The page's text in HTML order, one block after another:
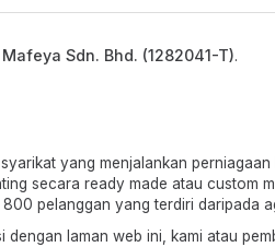
Mafeya Sdn. Bhd. (1282041-T).
syarikat yang menjalankan
secara ready made atau custom
pelanggan yang terdiri daripada
dengan laman web ini, kami atau